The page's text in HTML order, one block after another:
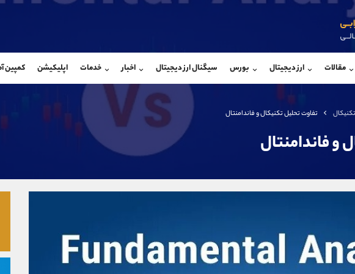
مقالات ارز دیجیتال بورس سیگنال ارز دیجیتال اخبار خدمات اپلیکیشن کمپین
تفاوت تحلیل تکنیکال و فاندامنتال
و فاندامنتال
شروع گفتگو
@Armteam_admin_por
107 داخلی